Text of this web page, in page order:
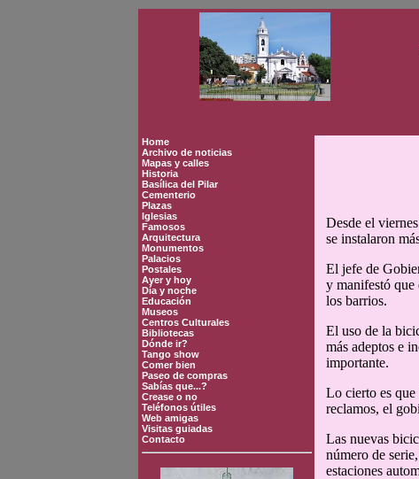
Home
Archivo de noticias
Mapas y calles
Historia
Basílica del Pilar
Cementerio
Plazas
Iglesias
Famosos
Arquitectura
Monumentos
Palacios
Postales
Ayer y hoy
Día y noche
Educación
Museos
Centros Culturales
Bibliotecas
Dónde ir?
Tango show
Comer bien
Paseo de compras
Sabías que...?
Crease o no
Teléfonos útiles
Web amigas
Visitas guiadas
Contacto
Desde el
se instalaron
El jefe de
y manifestó que
los barrios.
El uso de la
más adeptos e
importante.
Lo cierto es que
reclamos, el
Las nuevas
número de
estaciones